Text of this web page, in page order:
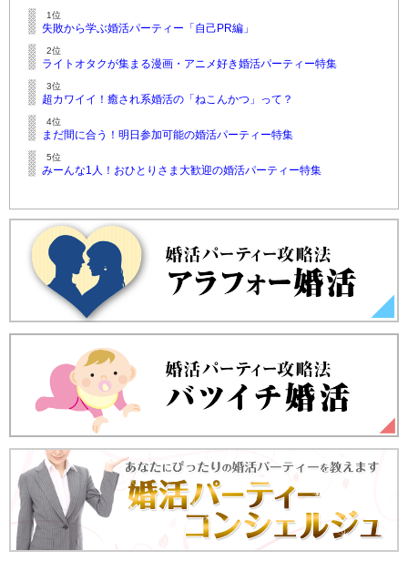
1位
失敗から学ぶ婚活パーティー「自己PR編」
2位
ライトオタクが集まる漫画・アニメ好き婚活パーティー特集
3位
超カワイイ！癒され系婚活の「ねこんかつ」って？
4位
まだ間に合う！明日参加可能の婚活パーティー特集
5位
みーんな1人！おひとりさま大歓迎の婚活パーティー特集